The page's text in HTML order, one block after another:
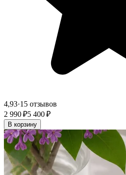
4,93·15 отзывов
2 990 ₽5 400 ₽
В корзину